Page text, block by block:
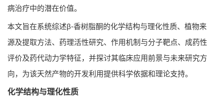
病治疗中的潜在价值。
本文旨在系统综述β-香树脂酮的化学结构与理化性质、植物来
源及提取方法、药理活性研究、作用机制与分子靶点、成药性
评价及药代动力学特征，并探讨其临床应用前景与未来研究方
向，为该天然产物的开发利用提供科学依据和理论支持。
化学结构与理化性质